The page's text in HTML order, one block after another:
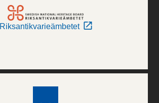
Riksantikvarieämbetet